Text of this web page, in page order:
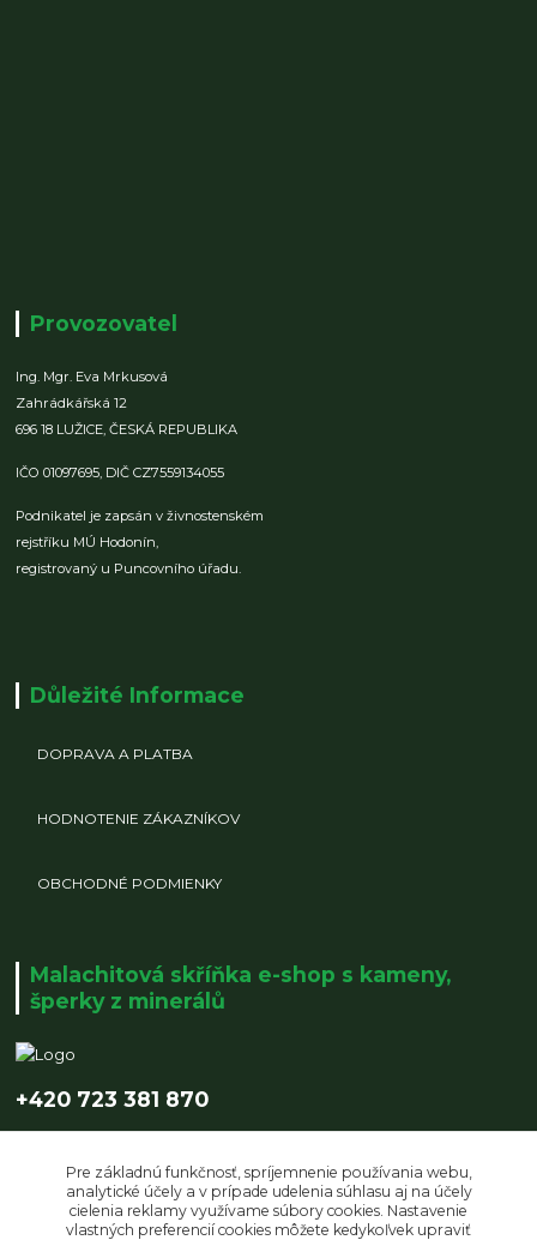
Provozovatel
Ing. Mgr. Eva Mrkusová
Zahrádkářská 12
696 18 LUŽICE,ČESKÁ REPUBLIKA
IČO 01097695, DIČ CZ7559134055
Podnikatel je zapsán v živnostenském
rejstříku MÚ Hodonín,
registrovaný u Puncovního úřadu.
Důležité Informace
DOPRAVA A PLATBA
HODNOTENIE ZÁKAZNÍKOV
OBCHODNÉ PODMIENKY
Malachitová skříňka e-shop s kameny,
šperky z minerálů
+420 723 381 870
Pre základnú funkčnosť, spríjemnenie používania webu,
analytické účely a v prípade udelenia súhlasu aj na účely
cielenia reklamy využívame súbory cookies. Nastavenie
vlastných preferencií cookies môžete kedykoľvek upraviť